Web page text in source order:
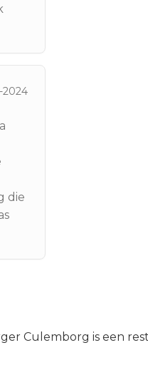
2024
die
Culemborg is een